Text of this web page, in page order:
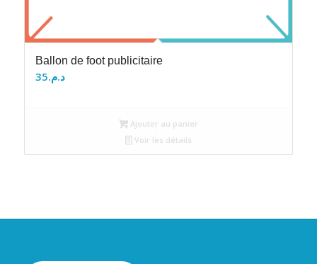
Ballon de foot publicitaire
د.م.35
Ajouter au panier
Voir les détails